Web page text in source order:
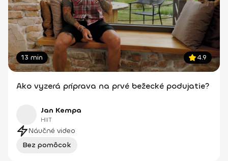
13 min 4.9
Ako vyzerá príprava na prvé bežecké podujatie?
Jan Kempa
HIIT
Náučné video
Bez pomôcok